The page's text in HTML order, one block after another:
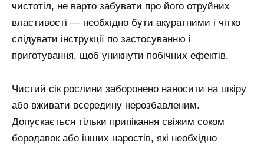
чистотіл, не варто забувати про його отруйних
властивості — необхідно бути акуратними і чітко
слідувати інструкції по застосуванню і
приготування, щоб уникнути побічних ефектів.
Чистий сік рослини заборонено наносити на шкіру
або вживати всередину нерозбавленим.
Допускається тільки припікання свіжим соком
бородавок або інших наростів, які необхідно